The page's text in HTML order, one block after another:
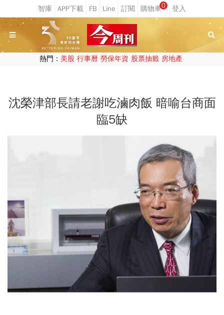
0
熱門： 美股 行事曆 勞保年資 股票抽籤 房地產
沈榮津部長請老謝吃滷肉飯 暗喻台商面
臨5缺